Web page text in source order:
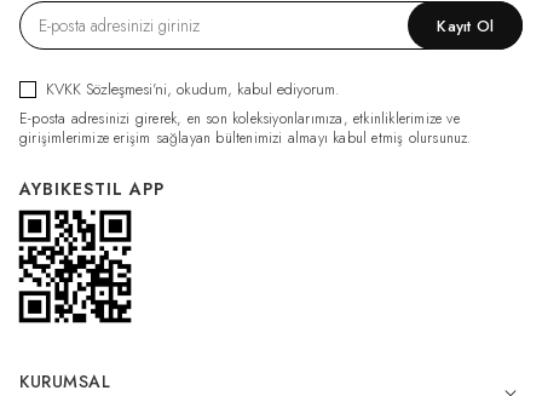
Kayıt Ol
KVKK Sözleşmesi'ni, okudum, kabul ediyorum.
E-posta adresinizi girerek, en son koleksiyonlarımıza, etkinliklerimize ve
girişimlerimize erişim sağlayan bültenimizi almayı kabul etmiş olursunuz.
AYBIKESTIL APP
KURUMSAL